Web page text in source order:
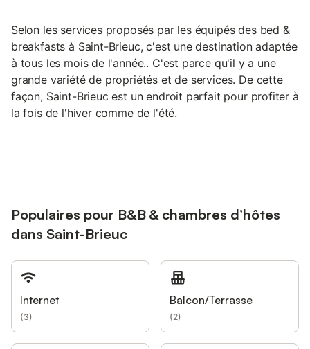
Selon les services proposés par les équipés des bed &
breakfasts à Saint-Brieuc, c'est une destination adaptée
à tous les mois de l'année.. C'est parce qu'il y a une
grande variété de propriétés et de services. De cette
façon, Saint-Brieuc est un endroit parfait pour profiter à
la fois de l'hiver comme de l'été.
Populaires pour B&B & chambres d’hôtes
dans Saint-Brieuc
Internet
(3)
Balcon/Terrasse
(2)